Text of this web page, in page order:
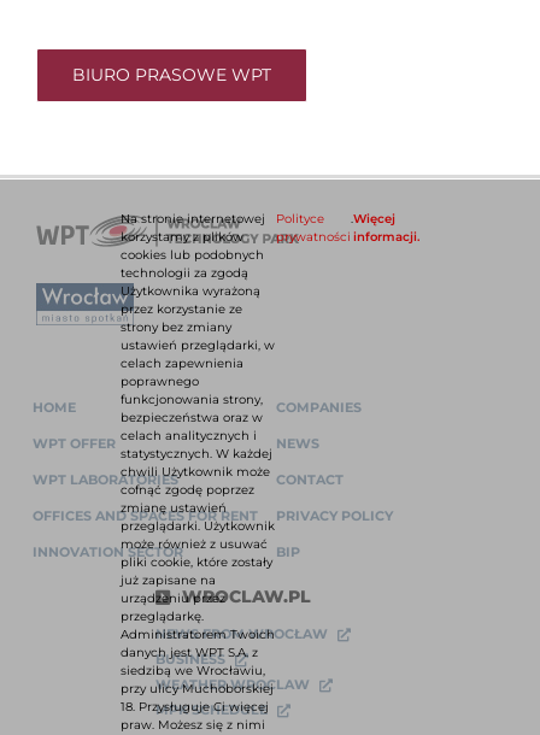
BIURO PRASOWE WPT
HOME
WPT OFFER
WPT LABORATORIES
OFFICES AND SPACES FOR RENT
INNOVATION SECTOR
COMPANIES
NEWS
CONTACT
PRIVACY POLICY
BIP
WROCLAW.PL
NEWS FROM WROCŁAW
BUSINESS
WEATHER WROCLAW
MPK SCHEDULE
Na stronie internetowej
korzystamy z plików
cookies lub podobnych
technologii za zgodą
Użytkownika wyrażoną
przez korzystanie ze
strony bez zmiany
ustawień przeglądarki, w
celach zapewnienia
poprawnego
funkcjonowania strony,
bezpieczeństwa oraz w
celach analitycznych i
statystycznych. W każdej
chwili Użytkownik może
cofnąć zgodę poprzez
zmianę ustawień
przeglądarki. Użytkownik
może również z usuwać
pliki cookie, które zostały
już zapisane na
urządzeniu przez
przeglądarkę.
Administratorem Twoich
danych jest WPT S.A. z
siedzibą we Wrocławiu,
przy ulicy Muchoborskiej
18. Przysługuje Ci więcej
praw. Możesz się z nimi
Polityce
prywatności
Więcej
informacji.